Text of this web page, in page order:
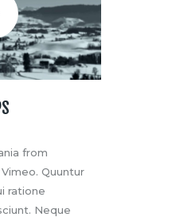
from
Quuntur
ratione
Neque